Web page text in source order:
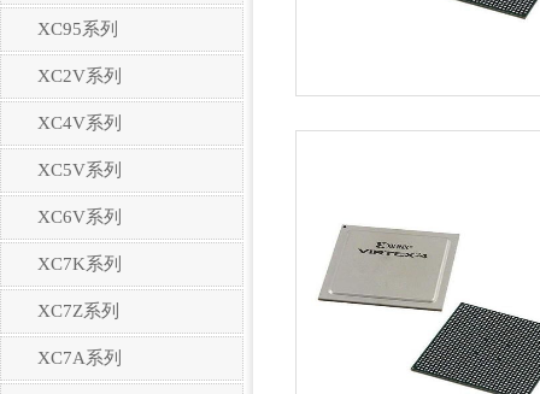
XC95系列
XC2V系列
XC4V系列
XC5V系列
XC6V系列
XC7K系列
XC7Z系列
XC7A系列